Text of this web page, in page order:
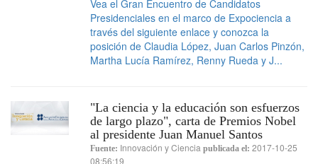
Vea el Gran Encuentro de Candidatos
Presidenciales en el marco de Expociencia a
través del siguiente enlace y conozca la
posición de Claudia López, Juan Carlos Pinzón,
Martha Lucía Ramírez, Renny Rueda y J...
"La ciencia y la educación son esfuerzos
de largo plazo", carta de Premios Nobel
al presidente Juan Manuel Santos
Fuente: Innovación y Ciencia publicada el: 2017-10-25
08:56:19